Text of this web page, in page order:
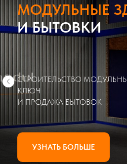
МОДУЛЬНЫЕ
И БЫТОВКИ
СТРОИТЕЛЬСТВО
КЛЮЧ
И ПРОДАЖА БЫТОВОК
УЗНАТЬ БОЛЬШЕ